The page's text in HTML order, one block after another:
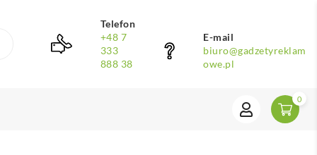
Telefon
+48 7
333
888 38
E-mail
biuro@gadzetyreklam
owe.pl
0